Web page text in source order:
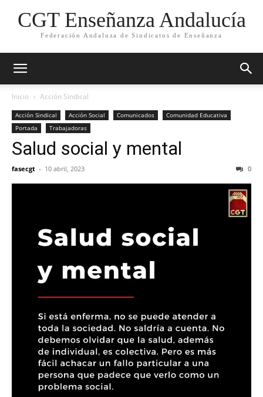
CGT Enseñanza Andalucía
Federación Andaluza de Sindicatos de Enseñanza
Inicio Acción Sindical
Acción Sindical Acción Social Comunicados
Comunidad Educativa
Portada
Trabajadoras
Salud social y mental
fasecgt - 10 abril, 2023 0